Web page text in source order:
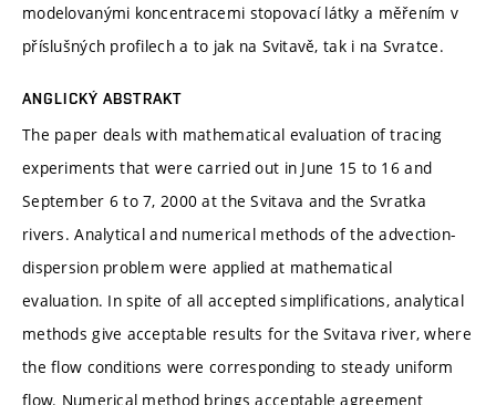
modelovanými koncentracemi stopovací látky a měřením v
příslušných profilech a to jak na Svitavě, tak i na Svratce.
ANGLICKÝ ABSTRAKT
The paper deals with mathematical evaluation of tracing
experiments that were carried out in June 15 to 16 and
September 6 to 7, 2000 at the Svitava and the Svratka
rivers. Analytical and numerical methods of the advection-
dispersion problem were applied at mathematical
evaluation. In spite of all accepted simplifications, analytical
methods give acceptable results for the Svitava river, where
the flow conditions were corresponding to steady uniform
flow. Numerical method brings acceptable agreement